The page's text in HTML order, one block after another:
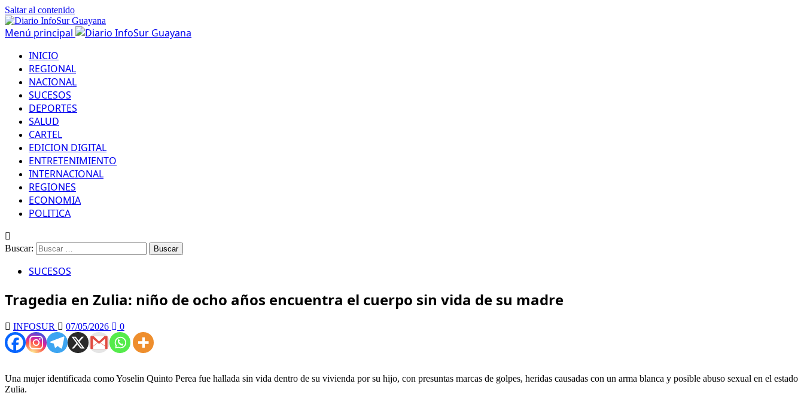
Saltar al contenido
Menú principal
INICIO
REGIONAL
NACIONAL
SUCESOS
DEPORTES
SALUD
CARTEL
EDICION DIGITAL
ENTRETENIMIENTO
INTERNACIONAL
REGIONES
ECONOMIA
POLITICA
Buscar:
SUCESOS
Tragedia en Zulia: niño de ocho años encuentra el cuerpo sin vida de su madre
INFOSUR 07/05/2026 0
Una mujer identificada como Yoselin Quinto Perea fue hallada sin vida dentro de su vivienda por su hijo, con presuntas marcas de golpes, heridas causadas con un arma blanca y posible abuso sexual en el estado
Zulia.